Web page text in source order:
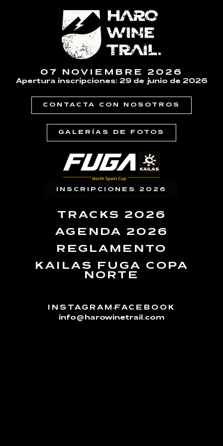
07 NOVIEMBRE 2026
Apertura inscripciones: 29 de junio de 2026
CONTACTA CON NOSOTROS
GALERÍAS DE FOTOS
INSCRIPCIONES 2026
TRACKS 2026
AGENDA 2026
REGLAMENTO
KAILAS FUGA COPA
NORTE
INSTAGRAM
FACEBOOK
info@harowinetrail.com